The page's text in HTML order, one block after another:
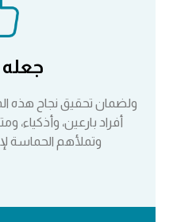
جعله
ولضمان تحقيق نجاح هذه
أفراد بارعين، وأذكياء،
وتملأهم الحماسة